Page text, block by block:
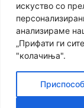
искуство со
анализираме
„Прифати ги
"колачиња".
Правила
лојалност